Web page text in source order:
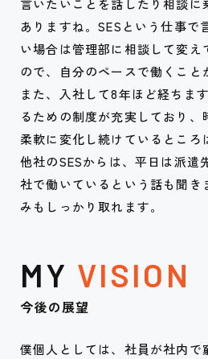
言いたいことを話したり相談に
ありますね。SESという仕事で
い場合は管理部に相談して変え
ので、自分のペースで働くこと
また、入社して8年ほど経ちま
るための制度が充実しており
柔軟に変化し続けているところ
他社のSESからは、平日は派遣
社で働いているという話も聞き
みもしっかり取れます。
MY VISION
今後の展望
僕個人としては、社員が社内で